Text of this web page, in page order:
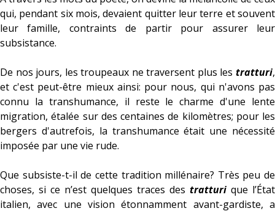
qui, pendant six mois, devaient quitter leur terre et souvent
leur famille, contraints de partir pour assurer leur
subsistance.
De nos jours, les troupeaux ne traversent plus les tratturi,
et c'est peut-être mieux ainsi: pour nous, qui n'avons pas
connu la transhumance, il reste le charme d'une lente
migration, étalée sur des centaines de kilomètres; pour les
bergers d'autrefois, la transhumance était une nécessité
imposée par une vie rude.
Que subsiste-t-il de cette tradition millénaire? Très peu de
choses, si ce n’est quelques traces des tratturi que l’État
italien, avec une vision étonnamment avant-gardiste, a